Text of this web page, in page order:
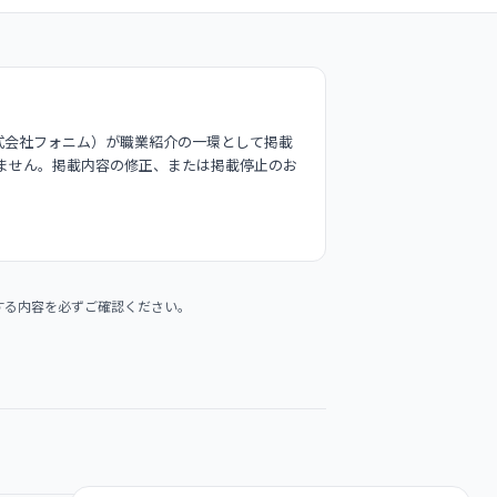
社フォニム）が職業紹介の一環として掲載
ん。掲載内容の修正、または掲載停止のお
内容を必ずご確認ください。